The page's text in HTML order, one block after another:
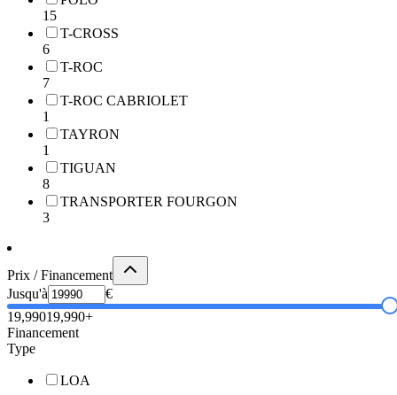
15
T-CROSS
6
T-ROC
7
T-ROC CABRIOLET
1
TAYRON
1
TIGUAN
8
TRANSPORTER FOURGON
3
Prix / Financement
Jusqu'à
€
19,99019,990+
Financement
Type
LOA